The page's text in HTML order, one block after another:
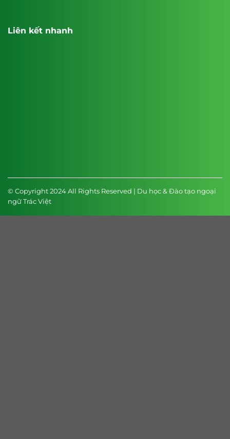
Liên kết nhanh
© Copyright 2024 All Rights Reserved | Du học & Đào tạo ngoại
ngữ Trác Việt